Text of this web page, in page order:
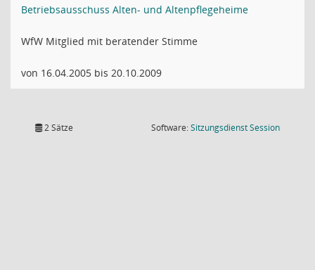
Betriebsausschuss Alten- und Altenpflegeheime
WfW Mitglied mit beratender Stimme
von 16.04.2005 bis 20.10.2009
2 Sätze Software:SitzungsdienstSession(Wird in